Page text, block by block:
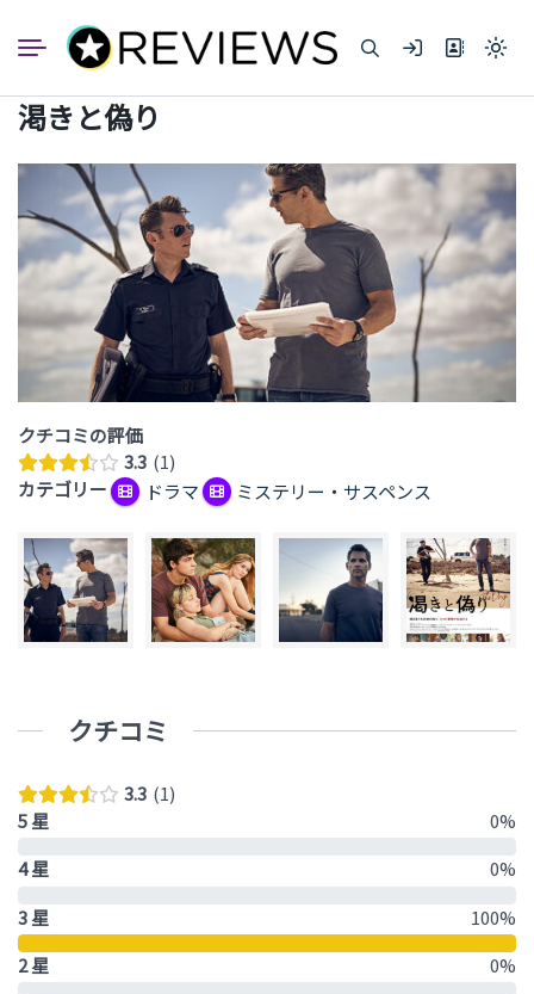
ン
Light
dark)
渇きと偽り
クチコミの評価
3.3 1
カテゴリー
ドラマ ミステリー・サスペンス
クチコミ
3.3 1
5 星
0%
4 星
0%
3 星
100%
2 星
0%